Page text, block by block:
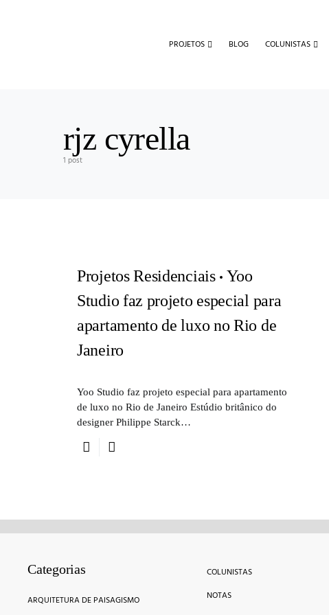
PROJETOS BLOG COLUNISTAS
rjz cyrella
1 post
Projetos Residenciais
Yoo
Studio faz projeto especial para
apartamento de luxo no Rio de
Janeiro
Yoo Studio faz projeto especial para apartamento
de luxo no Rio de Janeiro Estúdio britânico do
designer Philippe Starck…
Categorias
ARQUITETURA DE PAISAGISMO
COLUNISTAS
NOTAS